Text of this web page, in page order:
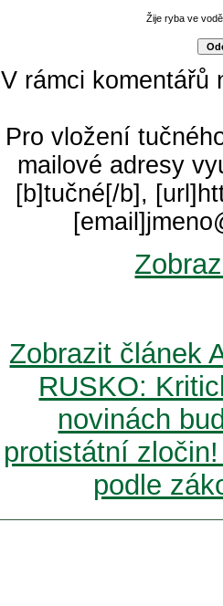
Žije ryba ve
V rámci komentářů
Pro vložení
mailové adresy
[b]tučné[/b],
Zobrazit článek
RUSKO:
novinách
protistátní
podle